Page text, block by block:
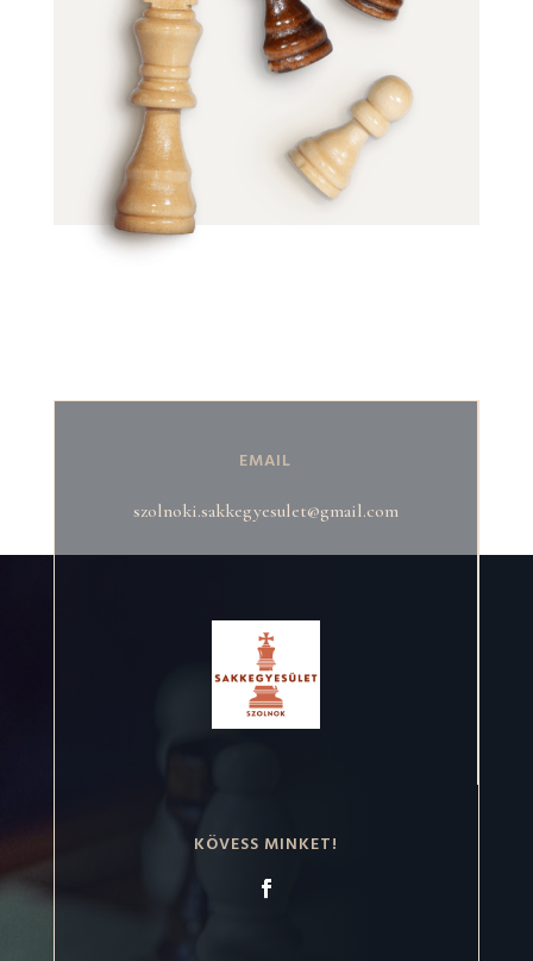
EMAIL
szolnoki.sakkegyesulet@gmail.com
KÖVESS MINKET!